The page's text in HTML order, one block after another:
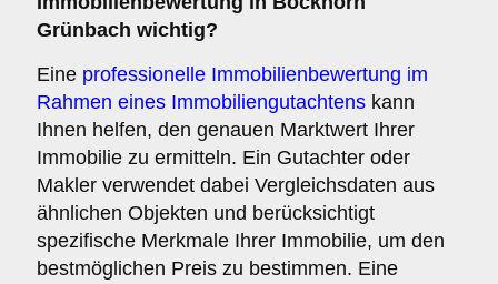
Grünbach wichtig?
Eine professionelle Immobilienbewertung im
Rahmen eines Immobiliengutachtens kann
Ihnen helfen, den genauen Marktwert Ihrer
Immobilie zu ermitteln. Ein Gutachter oder
Makler verwendet dabei Vergleichsdaten aus
ähnlichen Objekten und berücksichtigt
spezifische Merkmale Ihrer Immobilie, um den
bestmöglichen Preis zu bestimmen. Eine